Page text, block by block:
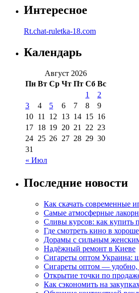
Интересное
Rt.chat-ruletka-18.com
Календарь
Август 2026
Пн Вт Ср Чт Пт Сб Вс
« Июл
1
2
3
4 5 6 7 8
9
10 11 12 13 14 15 16
17 18 19 20 21 22 23
24 25 26 27 28 29 30
31
Последние новости
Как скачать современные
Самые атмосферные
Сливы курсов: как купить
Где смотреть кино в
Дорамы с сильным
Надёжный ремонт в Киеве
Сигареты оптом Украина:
Сигареты оптом —
Открытие точки по
Как сэкономить на